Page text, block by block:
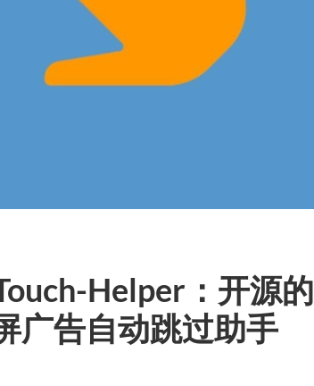
Helper：开源的
广告自动跳过助手